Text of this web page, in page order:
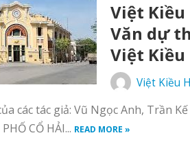
Việt Kiều
Văn dự
Việt Kiều
Việt Kiều
các tác giả: Vũ Ngọc Anh, Trần
CỔ HẢI... READ MORE »